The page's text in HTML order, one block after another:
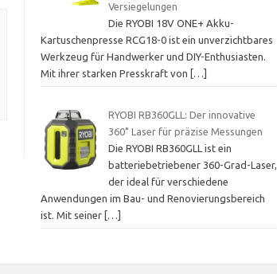
Versiegelungen
Die RYOBI 18V ONE+ Akku-
Kartuschenpresse RCG18-0 ist ein unverzichtbares
Werkzeug für Handwerker und DIY-Enthusiasten.
Mit ihrer starken Presskraft von
[…]
RYOBI RB360GLL: Der innovative
360˚ Laser für präzise Messungen
Die RYOBI RB360GLL ist ein
batteriebetriebener 360-Grad-Laser,
der ideal für verschiedene
Anwendungen im Bau- und Renovierungsbereich
ist. Mit seiner […]